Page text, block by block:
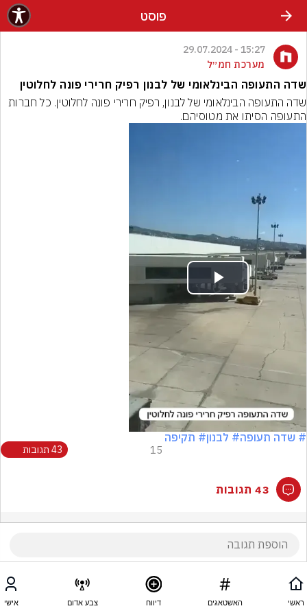
פוסט
15:27 - 29.07.2024
מערכת חמ״ל
שדה התעופה הבינלאומי של לבנון רפיק חרירי פונה לחלוטין
שדה התעופה הבינלאומי של לבנון, רפיק חרירי פונה לחלוטין. כל חברות
התעופה הסיתו את מטוסיהם.
Play
Video
# שדה תעופה# לבנון# תקיפה
15 43 תגובות
43 תגובות
ראשי האשטאגים דיווח צבע אדום אישי